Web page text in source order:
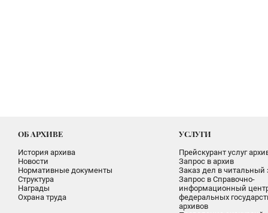
ОБ АРХИВЕ
История архива
Новости
Нормативные документы
Структура
Награды
Охрана труда
УСЛУГИ
Прейскурант услуг
Запрос в архив
Заказ дел в читальный
Запрос в Справочно-
информационный
федеральных
архивов